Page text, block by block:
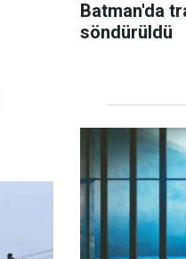
Batman'da
söndürüldü